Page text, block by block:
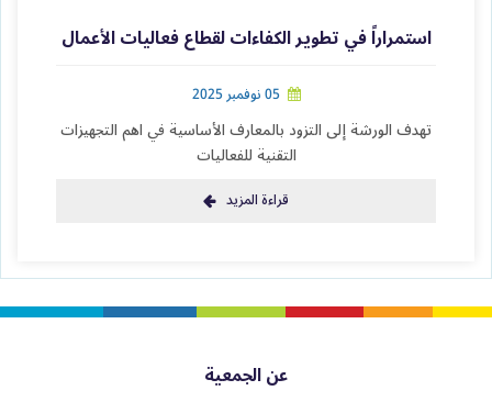
استمراراً في تطوير الكفاءات لقطاع فعاليات الأعمال
05 نوفمبر 2025
تهدف الورشة إلى التزود بالمعارف الأساسية في اهم التجهيزات
التقنية للفعاليات
قراءة المزيد
عن الجمعية